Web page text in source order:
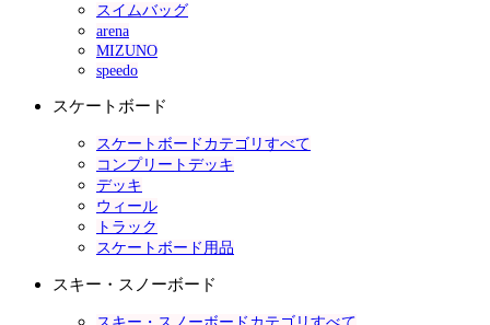
スイムバッグ
arena
MIZUNO
speedo
スケートボード
スケートボードカテゴリすべて
コンプリートデッキ
デッキ
ウィール
トラック
スケートボード用品
スキー・スノーボード